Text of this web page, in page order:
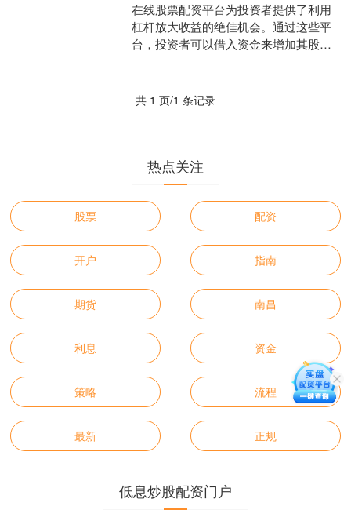
在线股票配资平台为投资者提供了利用
杠杆放大收益的绝佳机会。通过这些平
台，投资者可以借入资金来增加其股票
共 1 页/1 条记录
热点关注
股票 配资
开户 指南
期货 南昌
利息 资金
策略 流程
最新 正规
低息炒股配资门户